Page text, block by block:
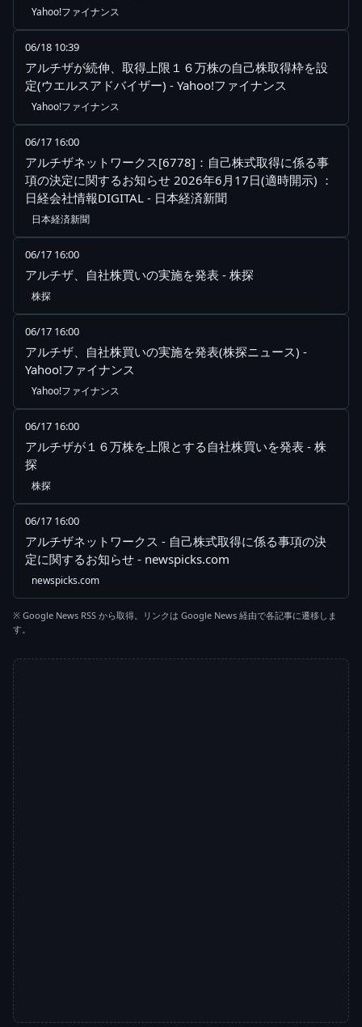
Yahoo!ファイナンス
06/18 10:39
アルチザが続伸、取得上限１６万株の自己株取得枠を設
定(ウエルスアドバイザー) - Yahoo!ファイナンス
Yahoo!ファイナンス
06/17 16:00
アルチザネットワークス[6778]：自己株式取得に係る事
項の決定に関するお知らせ 2026年6月17日(適時開示) ：
日経会社情報DIGITAL - 日本経済新聞
日本経済新聞
06/17 16:00
アルチザ、自社株買いの実施を発表 - 株探
株探
06/17 16:00
アルチザ、自社株買いの実施を発表(株探ニュース) -
Yahoo!ファイナンス
Yahoo!ファイナンス
06/17 16:00
アルチザが１６万株を上限とする自社株買いを発表 - 株
探
株探
06/17 16:00
アルチザネットワークス - 自己株式取得に係る事項の決
定に関するお知らせ - newspicks.com
newspicks.com
※ Google News RSS から取得。リンクは Google News 経由で各記事に遷移しま
す。